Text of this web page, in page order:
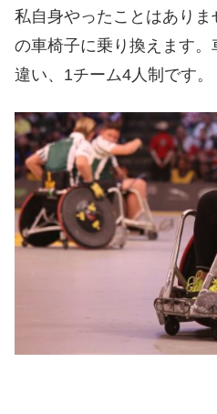
私自身やったことはあり
の車椅子に乗り換えます
違い、1チーム4人制です。